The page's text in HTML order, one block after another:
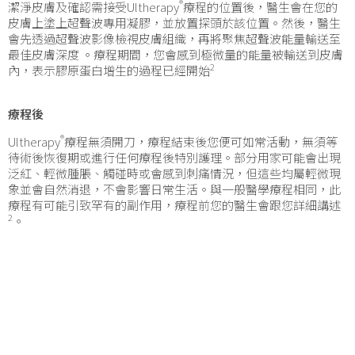
潔淨皮膚及確認需接受Ultherapy®療程的位置後，醫生會在您的
皮膚上塗上超聲波專用凝膠，並放置探頭於該位置。然後，醫生
會先透過超聲波影像檢視皮膚組織，再將聚焦超聲波能量輸送至
最佳皮膚深度 。療程期間，您會感到極微量的能量被輸送到皮膚
內，表示膠原蛋白增生的過程已經開始2
療程後
Ultherapy®療程無須開刀，療程結束後您便可如常活動，無須等
待術後恢復期或進行任何療程後特別護理。部分用家可能會出現
泛紅、輕微腫脹、觸碰時或會感到刺痛情況，但這些均屬輕微現
象並會自然消退，不會影響日常生活。與一般醫學療程相同，此
療程有可能引致罕有的副作用，療程前您的醫生會跟您詳細講述
2 。